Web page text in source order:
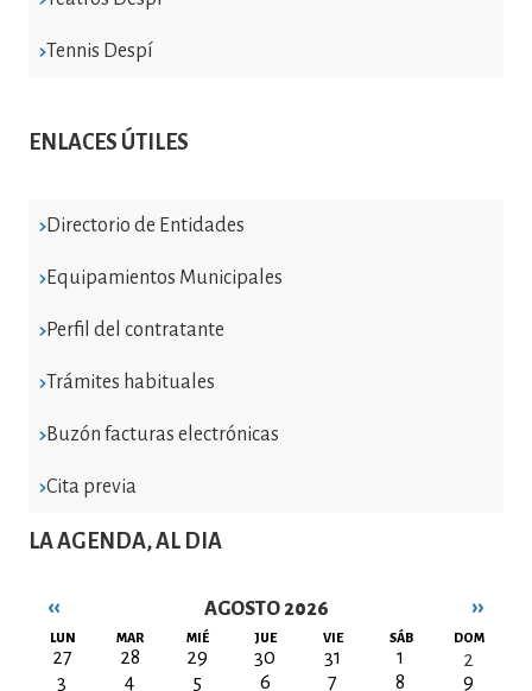
Tennis Despí
ENLACES ÚTILES
Directorio de Entidades
Equipamientos Municipales
Perfil del contratante
Trámites habituales
Buzón facturas electrónicas
Cita previa
LA AGENDA, AL DIA
AGOSTO 2026
Paginación
‹‹ ››
LUN MAR MIÉ JUE VIE SÁB DOM
27 28 29 30 31 1
2
3
4 5 6 7 8
9